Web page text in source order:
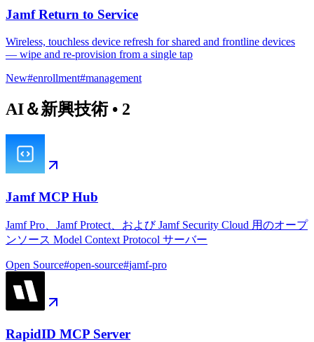
Jamf Return to Service
Wireless, touchless device refresh for shared and frontline devices
— wipe and re-provision from a single tap
New#enrollment#management
AI＆新興技術• 2
Jamf MCP Hub
Jamf Pro、Jamf Protect、および Jamf Security Cloud 用のオープ
ンソース Model Context Protocol サーバー
Open Source#open-source#jamf-pro
RapidID MCP Server